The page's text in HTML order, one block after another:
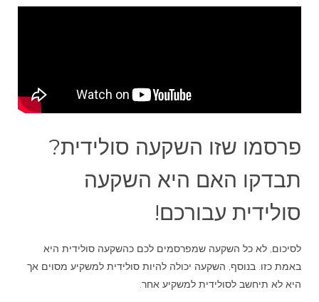
פרסמו שזו השקעה סולידית?
תבדקו האם היא השקעה
סולידית עבורכם!
לסיכום, לא כל השקעה שמפרסמים לכם כהשקעה סולידית היא
באמת כזו. בנוסף, השקעה יכולה להיות סולידית למשקיע מסוים אך
היא לא תיחשב לסולידית למשקיע אחר.